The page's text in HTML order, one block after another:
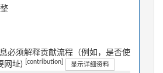
必须解释贡献流程（例如，是否使
网址)
[contribution] 显示详细资料